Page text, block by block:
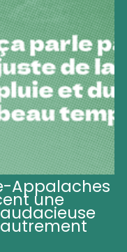
Appalaches
une